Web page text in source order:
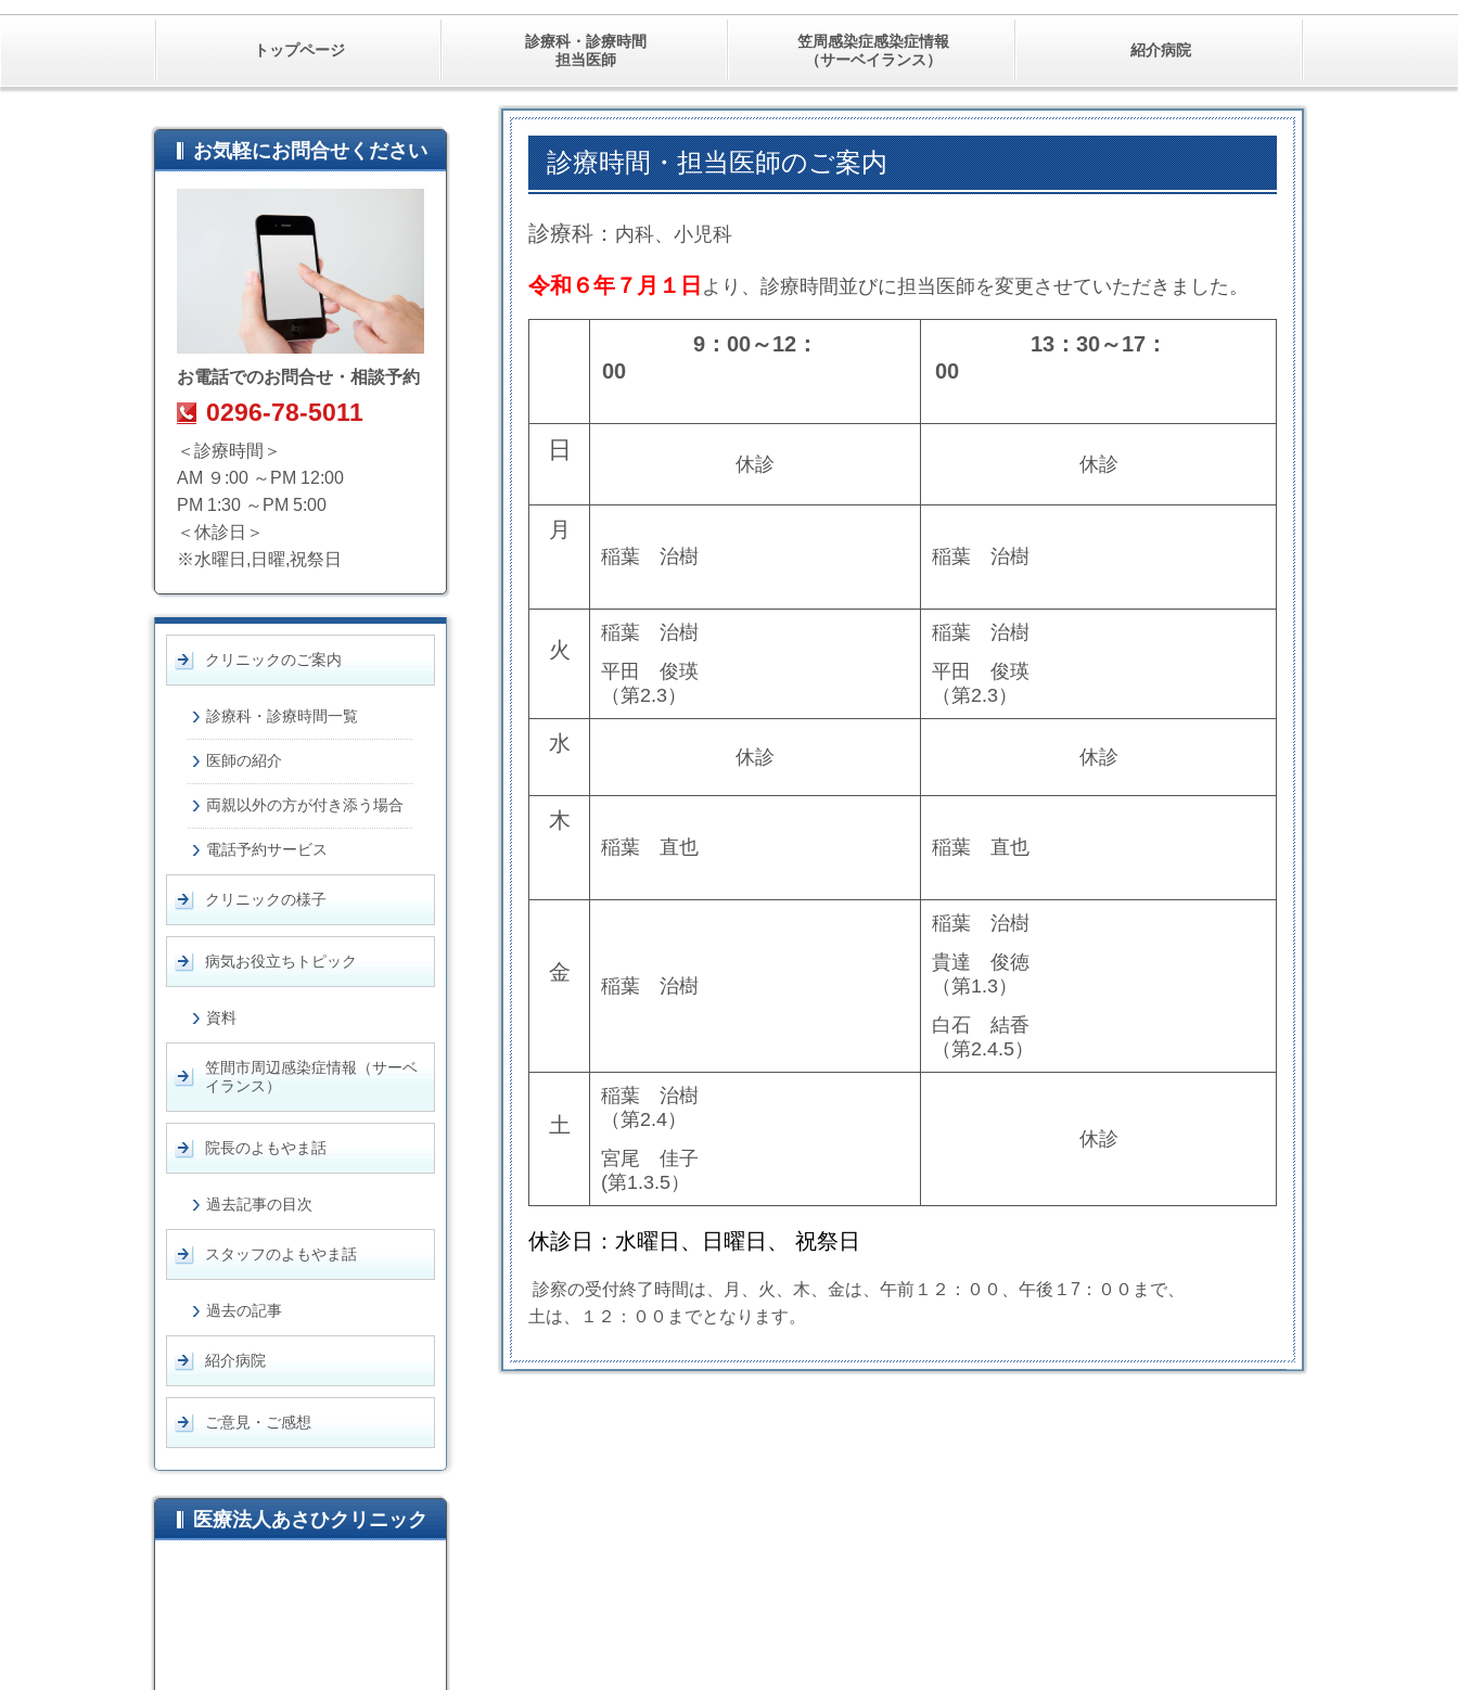
トップページ
診療科・診療時間
担当医師
笠周感染症感染症情報
（サーベイランス）
紹介病院
診療時間・担当医師のご案内
診療科： 内科、小児科
令和６年７月１日 より、診療時間並びに担当医師を変更させていただきました。
9：00～12：
00
13：30～17：
00
日
休診 休診
月
稲葉 治樹 稲葉 治樹
火
稲葉 治樹
平田 俊瑛
（第2.3）
稲葉 治樹
平田 俊瑛
（第2.3）
水
休診 休診
木
稲葉 直也 稲葉 直也
金
稲葉 治樹
稲葉 治樹
貴達 俊徳
（第1.3）
白石 結香
（第2.4.5）
土
稲葉 治樹
（第2.4）
宮尾 佳子
(第1.3.5）
休診
休診日：水曜日、日曜日、 祝祭日
診察の受付終了時間は、月、火、木、金は、午前１２：００、午後１7：００まで、
土は、１２：００までとなります。
お気軽にお問合せください
お電話でのお問合せ・相談予約
0296-78-5011
＜診療時間＞
AM ９:00 ～PM 12:00
PM 1:30 ～PM 5:00
＜休診日＞
※水曜日,日曜,祝祭日
クリニックのご案内
診療科・診療時間一覧
医師の紹介
両親以外の方が付き添う場合
電話予約サービス
クリニックの様子
病気お役立ちトピック
資料
笠間市周辺感染症情報（サーベ
イランス）
院長のよもやま話
過去記事の目次
スタッフのよもやま話
過去の記事
紹介病院
ご意見・ご感想
医療法人あさひクリニック